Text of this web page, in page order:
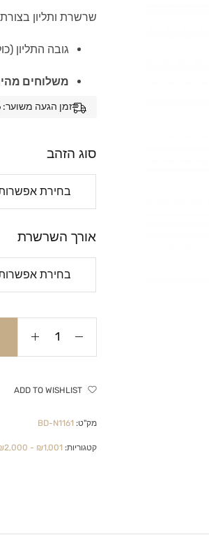
שרשרת ותליון
גובה התליון
משלוחים
זמן הגעה משוער: 08/08/2026 - 15/08/2026
סוג הזהב
אורך השרשרת
ADD TO WISHLIST
מק"ט: BD-N1161
קטגוריות: ₪1,001 - ₪2,000